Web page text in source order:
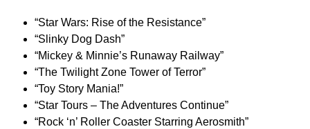
“Star Wars: Rise of the Resistance”
“Slinky Dog Dash”
“Mickey & Minnie’s Runaway Railway”
“The Twilight Zone Tower of Terror”
“Toy Story Mania!”
“Star Tours – The Adventures Continue”
“Rock ‘n’ Roller Coaster Starring Aerosmith”